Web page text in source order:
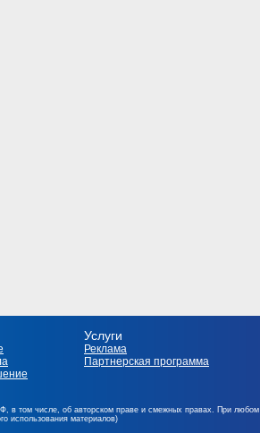
Услуги
Реклама
Партнерская программа
в том числе, об авторском праве и смежных правах. При любом
использования материалов)